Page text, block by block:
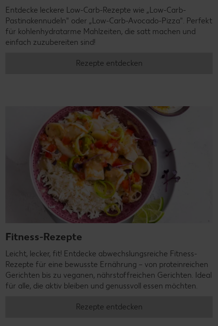
Entdecke leckere Low-Carb-Rezepte wie „Low-Carb-
Pastinakennudeln" oder „Low-Carb-Avocado-Pizza". Perfekt
für kohlenhydratarme Mahlzeiten, die satt machen und
einfach zuzubereiten sind!
Rezepte entdecken
Fitness-Rezepte
Leicht, lecker, fit! Entdecke abwechslungsreiche Fitness-
Rezepte für eine bewusste Ernährung – von proteinreichen
Gerichten bis zu veganen, nährstoffreichen Gerichten. Ideal
für alle, die aktiv bleiben und genussvoll essen möchten.
Rezepte entdecken